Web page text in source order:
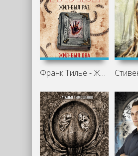
Франк Тилье - Жил-был раз, жил-был два